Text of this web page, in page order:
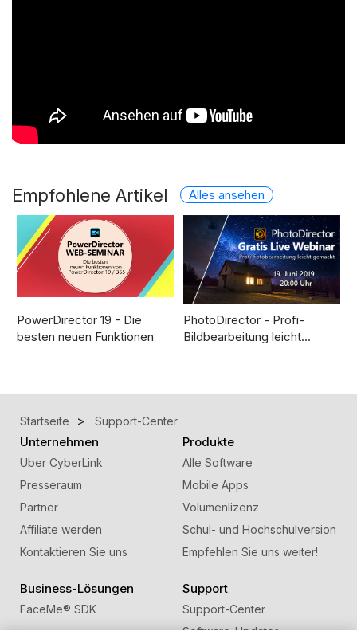
Empfohlene Artikel Alles ansehen
PowerDirector 19 - Die
besten neuen Funktionen
PhotoDirector - Profi-
Bildbearbeitung leicht…
Startseite Support-Center
Unternehmen
Über CyberLink
Presseraum
Partner
Affiliate werden
Kontaktieren Sie uns
Produkte
Alle Software
Mobile Apps
Volumenlizenz
Schul- und Hochschulversion
Empfehlen Sie uns weiter!
Business-Lösungen
FaceMe® SDK
Support
Support-Center